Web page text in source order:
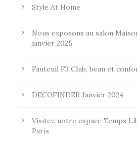
Style At Home
Nous exposons au salon
janvier 2025
Fauteuil F3 Club, beau et
DECOFINDER Janvier 2024
Visitez notre espace Temps
Paris